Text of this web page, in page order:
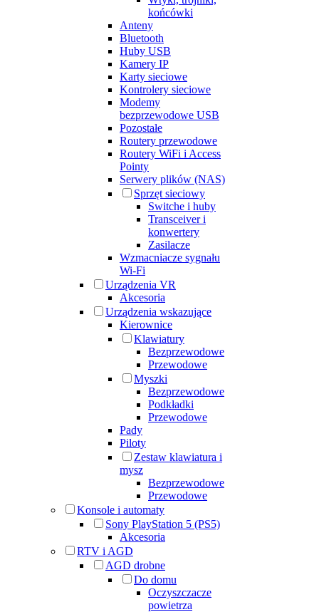
końcówki
Anteny
Bluetooth
Huby USB
Kamery IP
Karty sieciowe
Kontrolery sieciowe
Modemy
bezprzewodowe USB
Pozostałe
Routery przewodowe
Routery WiFi i Access
Pointy
Serwery plików (NAS)
Sprzęt sieciowy
Switche i huby
Transceiver i
konwertery
Zasilacze
Wzmacniacze sygnału
Wi-Fi
Urządzenia VR
Akcesoria
Urządzenia wskazujące
Kierownice
Klawiatury
Bezprzewodowe
Przewodowe
Myszki
Bezprzewodowe
Podkładki
Przewodowe
Pady
Piloty
Zestaw klawiatura i
mysz
Bezprzewodowe
Przewodowe
Konsole i automaty
Sony PlayStation 5 (PS5)
Akcesoria
RTV i AGD
AGD drobne
Do domu
Oczyszczacze
powietrza